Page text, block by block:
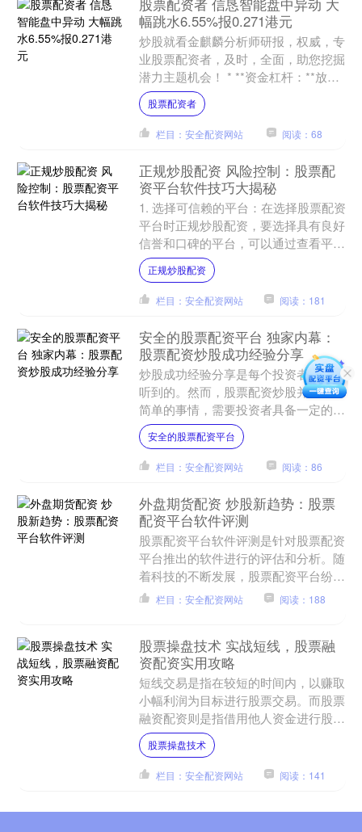
股票配资者 信恳智能盘中异动 大
幅跳水6.55%报0.271港元
炒股就看金麒麟分析师研报，权威，专
业股票配资者，及时，全面，助您挖掘
潜力主题机会！ * **资金杠杆：**放大
资金规模，提高交易效率。 2024年06
月13日早....
股票配资者
栏目：安全配资网站 阅读：68
正规炒股配资 风险控制：股票配
资平台软件技巧大揭秘
1. 选择可信赖的平台：在选择股票配资
平台时正规炒股配资，要选择具有良好
信誉和口碑的平台，可以通过查看平台
的资质、注册情况、用户评价等信息来
判断其可信度。 配资....
正规炒股配资
栏目：安全配资网站 阅读：181
安全的股票配资平台 独家内幕：
股票配资炒股成功经验分享
炒股成功经验分享是每个投资者都希望
听到的。然而，股票配资炒股并非一件
简单的事情，需要投资者具备一定的知
识和经验。以下是一些独家内幕，供投
资者参考。 我们的配资流....
安全的股票配资平台
栏目：安全配资网站 阅读：86
外盘期货配资 炒股新趋势：股票
配资平台软件评测
股票配资平台软件评测是针对股票配资
平台推出的软件进行的评估和分析。随
着科技的不断发展，股票配资平台纷纷
推出了各种各样的软件，用于提供更便
栏目：安全配资网站 阅读：188
股票操盘技术 实战短线，股票融
资配资实用攻略
短线交易是指在较短的时间内，以赚取
小幅利润为目标进行股票交易。而股票
融资配资则是指借用他人资金进行股票
交易的一种方式。下面是一些实用的攻
略股票操盘技术，帮助你在....
股票操盘技术
栏目：安全配资网站 阅读：141